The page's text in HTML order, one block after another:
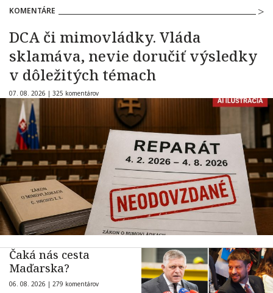
KOMENTÁRE
DCA či mimovládky. Vláda
sklamáva, nevie doručiť výsledky
v dôležitých témach
07. 08. 2026 | 325 komentárov
Čaká nás cesta
Maďarska?
06. 08. 2026 | 279 komentárov